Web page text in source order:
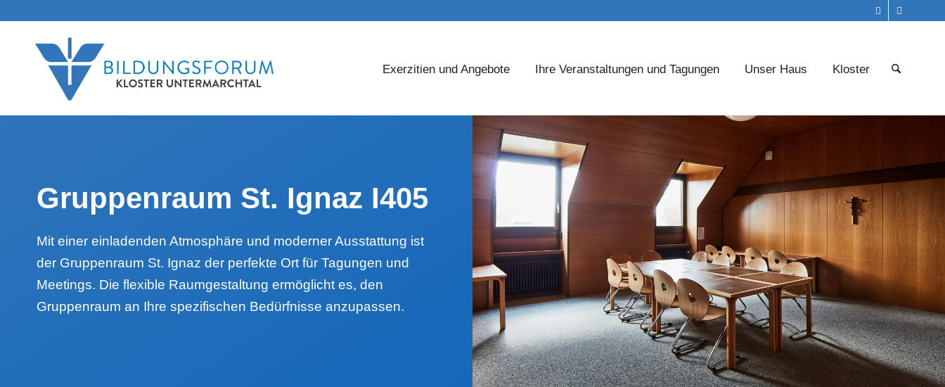
Exerzitien und Angebote Ihre Veranstaltungen und Tagungen Unser Haus Kloster
Gruppenraum St. Ignaz I405
Mit einer einladenden Atmosphäre und moderner Ausstattung ist
der Gruppenraum St. Ignaz der perfekte Ort für Tagungen und
Meetings. Die flexible Raumgestaltung ermöglicht es, den
Gruppenraum an Ihre spezifischen Bedürfnisse anzupassen.